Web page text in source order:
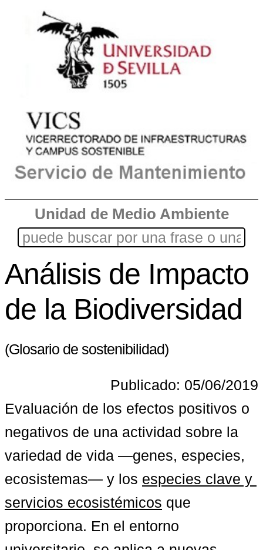
Unidad de Medio Ambiente
Análisis de Impacto
de la Biodiversidad
(Glosario de sostenibilidad)
Publicado: 05/06/2019
Evaluación de los efectos positivos o
negativos de una actividad sobre la
variedad de vida —genes, especies,
ecosistemas— y los especies clave y
servicios ecosistémicos que
proporciona. En el entorno